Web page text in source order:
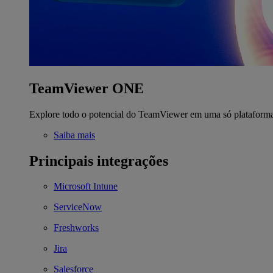
TeamViewer ONE
Explore todo o potencial do TeamViewer em uma só
Saiba mais
Principais integrações
Microsoft Intune
ServiceNow
Freshworks
Jira
Salesforce